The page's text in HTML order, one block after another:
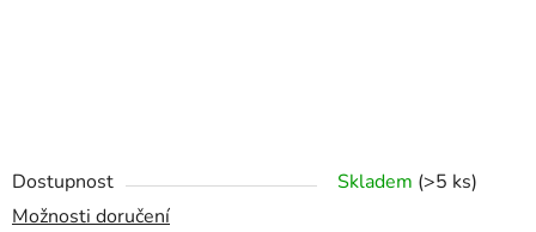
Dostupnost Skladem (>5 ks)
Možnosti doručení